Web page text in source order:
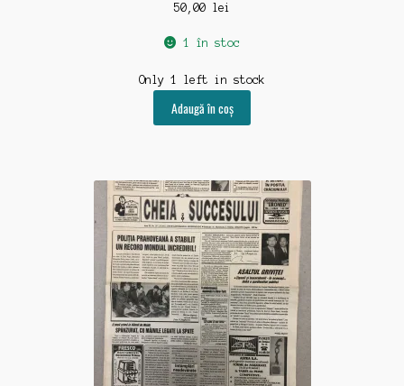
50,00 lei
1 în stoc
Only 1 left in stock
Adaugă în coș